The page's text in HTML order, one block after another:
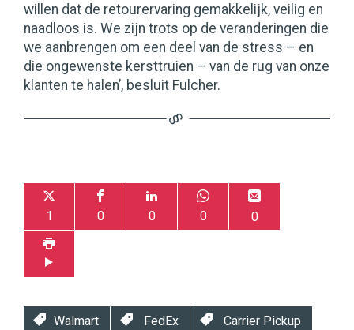
willen dat de retourervaring gemakkelijk, veilig en
naadloos is. We zijn trots op de veranderingen die
we aanbrengen om een deel van de stress – en
die ongewenste kersttruien – van de rug van onze
klanten te halen’, besluit Fulcher.
1 0 0 0 0
Walmart FedEx Carrier Pickup